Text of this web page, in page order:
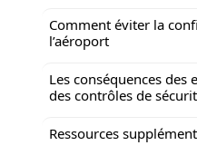
Comment éviter la
l’aéroport
Les conséquences
des contrôles de
Ressources